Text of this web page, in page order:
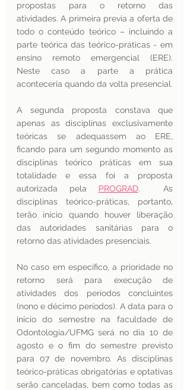
propostas para o retorno das
atividades. A primeira previa a oferta de
todo o conteúdo teórico – incluindo a
parte teórica das teórico-práticas - em
ensino remoto emergencial (ERE).
Neste caso a parte a prática
aconteceria quando da volta presencial.
A segunda proposta constava que
apenas as disciplinas exclusivamente
teóricas se adequassem ao ERE,
ficando para um segundo momento as
disciplinas teórico práticas em sua
totalidade e essa foi a proposta
autorizada pela PROGRAD.  As
disciplinas teórico-práticas, portanto,
terão início quando houver liberação
das autoridades sanitárias para o
retorno das atividades presenciais.
No caso em específico, a prioridade no
retorno será para execução de
atividades dos períodos concluintes
(nono e décimo períodos). A data para o
início do semestre na faculdade de
Odontologia/UFMG será no dia 10 de
agosto e o fim do semestre previsto
para 07 de novembro. As disciplinas
teórico-práticas obrigatórias e optativas
serão canceladas, bem como todas as